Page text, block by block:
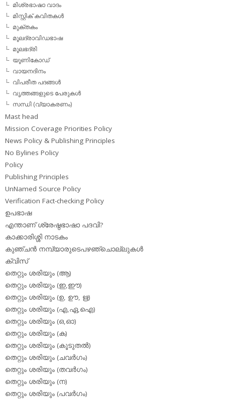
മിശ്രഭാഷാ വാദം
മിസ്റ്റിക് കവിതകള്‍
മുക്തകം
മൂലദ്രാവിഡഭാഷ
മൂലഭദ്രി
യൂണികോഡ്
വായനദിനം
വിപരീത പദങ്ങള്‍
വൃത്തങ്ങളുടെ പേരുകള്‍
സന്ധി (വ്യാകരണം)
Mast head
Mission Coverage Priorities Policy
News Policy & Publishing Principles
No Bylines Policy
Policy
Publishing Principles
UnNamed Source Policy
Verification Fact-checking Policy
ഉപഭാഷ
എന്താണ് ശ്രേഷ്ഠഭാഷാ പദവി?
കാക്കാരിശ്ശി നാടകം
കുഞ്ചന്‍ നമ്പ്യാരുടെപഴഞ്ചൊല്ലുകള്‍
ക്വിസ്
തെറ്റും ശരിയും (ആ)
തെറ്റും ശരിയും (ഇ,ഈ)
തെറ്റും ശരിയും (ഉ, ഊ, ഋ)
തെറ്റും ശരിയും (എ,ഏ,ഐ)
തെറ്റും ശരിയും (ഒ,ഓ)
തെറ്റും ശരിയും (ക)
തെറ്റും ശരിയും (കൂടുതല്‍)
തെറ്റും ശരിയും (ചവര്‍ഗം)
തെറ്റും ശരിയും (തവര്‍ഗം)
തെറ്റും ശരിയും (ന)
തെറ്റും ശരിയും (പവര്‍ഗം)